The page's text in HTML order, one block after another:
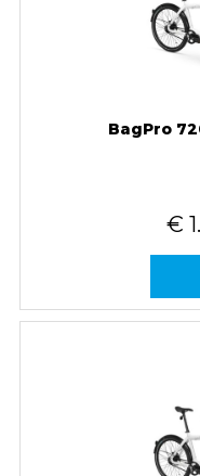
BagPro
€